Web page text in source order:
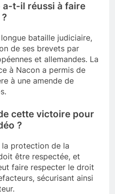
a-t-il réussi à faire
bataille judiciaire,
de ses brevets par
et allemandes. La
à Nacon a permis de
à une amende de
cette victoire pour
?
protection de la
être respectée, et
faire respecter le droit
sécurisant ainsi